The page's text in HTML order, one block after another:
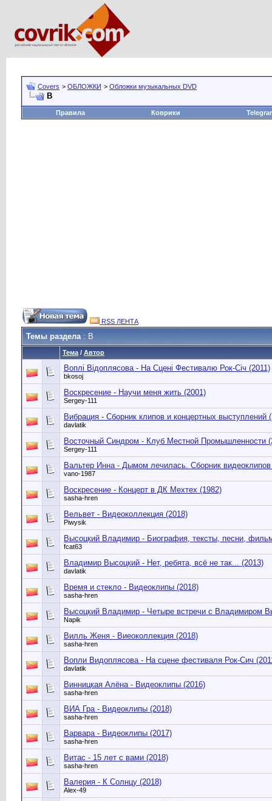
Covers > ОБЛОЖКИ > Обложки музыкальных DVD
В
Правила Коврики
RSS ЛЕНТА
Темы раздела: В
Тема / Автор
Воплi Вiдоплясова - На Сценi Фестивалю Рок-Сiч (2011)
bkosoj
Воскресение - Научи меня жить (2001)
Sergey-111
Вибрация - Сборник клипов и концертных выступлений
davlatik
Восточный Синдром - Клуб Местной Промышленности
Sergey-111
Вальтер Инна - Дымом лечилась. Сборник видеоклипов
vano-1987
Воскресение - Концерт в ДК Мехтех (1982)
sasha-hren
Вельвет - Видеоколлекция (2018)
Piwysik
Высоцкий Владимир - Биография, тексты, песни,
fcat63
Владимир Высоцкий - Нет, ребята, всё не так... (2013)
davlatik
Время и стекло - Видеоклипы (2018)
sasha-hren
Высоцкий Владимир - Четыре встречи с Владимиром
Napik
Вилль Женя - Виеоколлекция (2018)
sasha-hren
Вопли Видоплясова - На сцене фестиваля Рок-Сич
davlatik
Винницкая Алёна - Видеоклипы (2016)
sasha-hren
ВИА Гра - Видеоклипы (2018)
sasha-hren
Варвара - Видеоклипы (2017)
sasha-hren
Витас - 15 лет с вами (2018)
sasha-hren
Валерия - К Солнцу (2018)
Alex-49